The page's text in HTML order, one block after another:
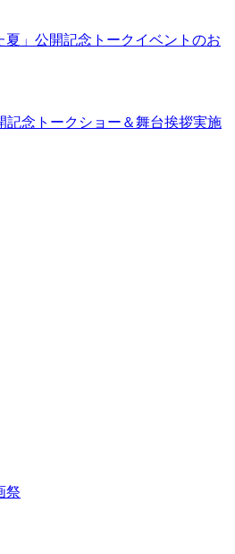
夏」公開記念トークイベントのお
記念トークショー＆舞台挨拶実施
祭